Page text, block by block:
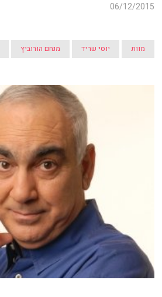
06/12/2015
מוות יוסי שריד מנחם הורוביץ